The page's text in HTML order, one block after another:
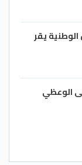
يقر
الوعظي